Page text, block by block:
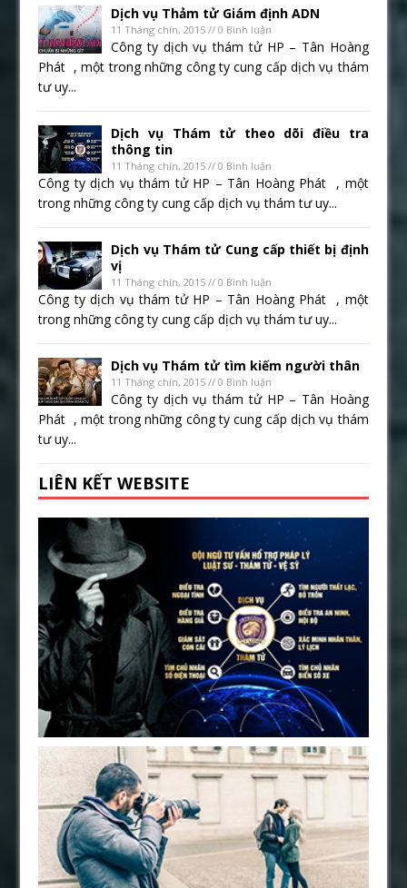
Dịch vụ Thảm tử Giám định ADN
11 Tháng chín, 2015 // 0 Bình luận
Công ty dịch vụ thám tử HP – Tân Hoàng
Phát , một trong những công ty cung cấp dịch vụ thám
tư uy...
Dịch vụ Thám tử theo dõi điều tra
thông tin
11 Tháng chín, 2015 // 0 Bình luận
Công ty dịch vụ thám tử HP – Tân Hoàng Phát , một
trong những công ty cung cấp dịch vụ thám tư uy...
Dịch vụ Thám tử Cung cấp thiết bị định
vị
11 Tháng chín, 2015 // 0 Bình luận
Công ty dịch vụ thám tử HP – Tân Hoàng Phát , một
trong những công ty cung cấp dịch vụ thám tư uy...
Dịch vụ Thám tử tìm kiếm người thân
11 Tháng chín, 2015 // 0 Bình luận
Công ty dịch vụ thám tử HP – Tân Hoàng
Phát , một trong những công ty cung cấp dịch vụ thám
tư uy...
LIÊN KẾT WEBSITE